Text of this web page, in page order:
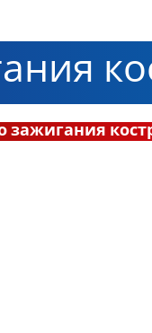
зажигания